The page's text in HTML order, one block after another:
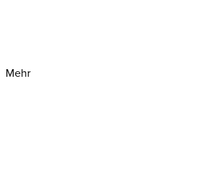
Mehr